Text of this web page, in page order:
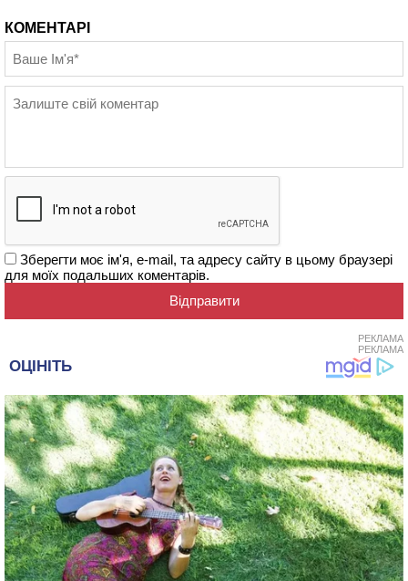
КОМЕНТАРІ
Зберегти моє ім'я, e-mail, та адресу сайту в цьому браузері
для моїх подальших коментарів.
РЕКЛАМА
РЕКЛАМА